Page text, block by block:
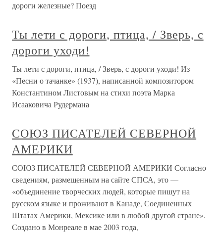
дороги железные? Поезд
Ты лети с дороги, птица, / Зверь, с
дороги уходи!
Ты лети с дороги, птица, / Зверь, с дороги уходи! Из
«Песни о тачанке» (1937), написанной композитором
Константином Листовым на стихи поэта Марка
Исааковича Рудермана
СОЮЗ ПИСАТЕЛЕЙ СЕВЕРНОЙ
АМЕРИКИ
СОЮЗ ПИСАТЕЛЕЙ СЕВЕРНОЙ АМЕРИКИ Согласно
сведениям, размещенным на сайте СПСА, это —
«объединение творческих людей, которые пишут на
русском языке и проживают в Канаде, Соединенных
Штатах Америки, Мексике или в любой другой стране».
Создано в Монреале в мае 2003 года,